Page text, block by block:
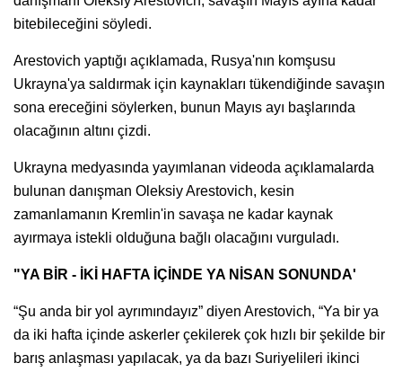
bitebileceğini söyledi.
Arestovich yaptığı açıklamada, Rusya'nın komşusu
Ukrayna'ya saldırmak için kaynakları tükendiğinde savaşın
sona ereceğini söylerken, bunun Mayıs ayı başlarında
olacağının altını çizdi.
Ukrayna medyasında yayımlanan videoda açıklamalarda
bulunan danışman Oleksiy Arestovich, kesin
zamanlamanın Kremlin'in savaşa ne kadar kaynak
ayırmaya istekli olduğuna bağlı olacağını vurguladı.
"YA BİR - İKİ HAFTA İÇİNDE YA NİSAN SONUNDA'
“Şu anda bir yol ayrımındayız” diyen Arestovich, “Ya bir ya
da iki hafta içinde askerler çekilerek çok hızlı bir şekilde bir
barış anlaşması yapılacak, ya da bazı Suriyelileri ikinci